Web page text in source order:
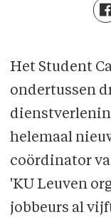
Het Student
ondertussen
helemaal
coördinator
'KU Leuven
jobbeurs al